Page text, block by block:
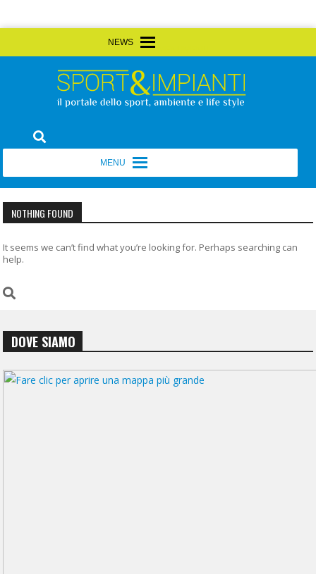
to
Sport&Impianti
NOTHING FOUND
It seems we can’t find what you’re looking for. Perhaps searching can
help.
DOVE SIAMO